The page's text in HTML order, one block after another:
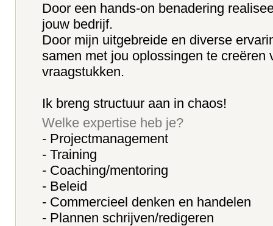
Door een hands-on benadering
jouw bedrijf.
Door mijn uitgebreide en diverse
samen met jou oplossingen te creëren
vraagstukken.
Ik breng structuur aan in chaos!
Welke expertise heb je?
- Projectmanagement
- Training
- Coaching/mentoring
- Beleid
- Commercieel denken en handelen
- Plannen schrijven/redigeren